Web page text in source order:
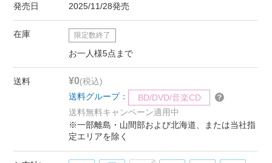
発売日 2025/11/28発売
在庫 限定数終了
お一人様5点まで
送料 ¥0(税込)
送料グループ：
BD/DVD/音楽CD
送料無料キャンペーン適用中
※一部離島・山間部および北海道、または当社指
定エリアを除く